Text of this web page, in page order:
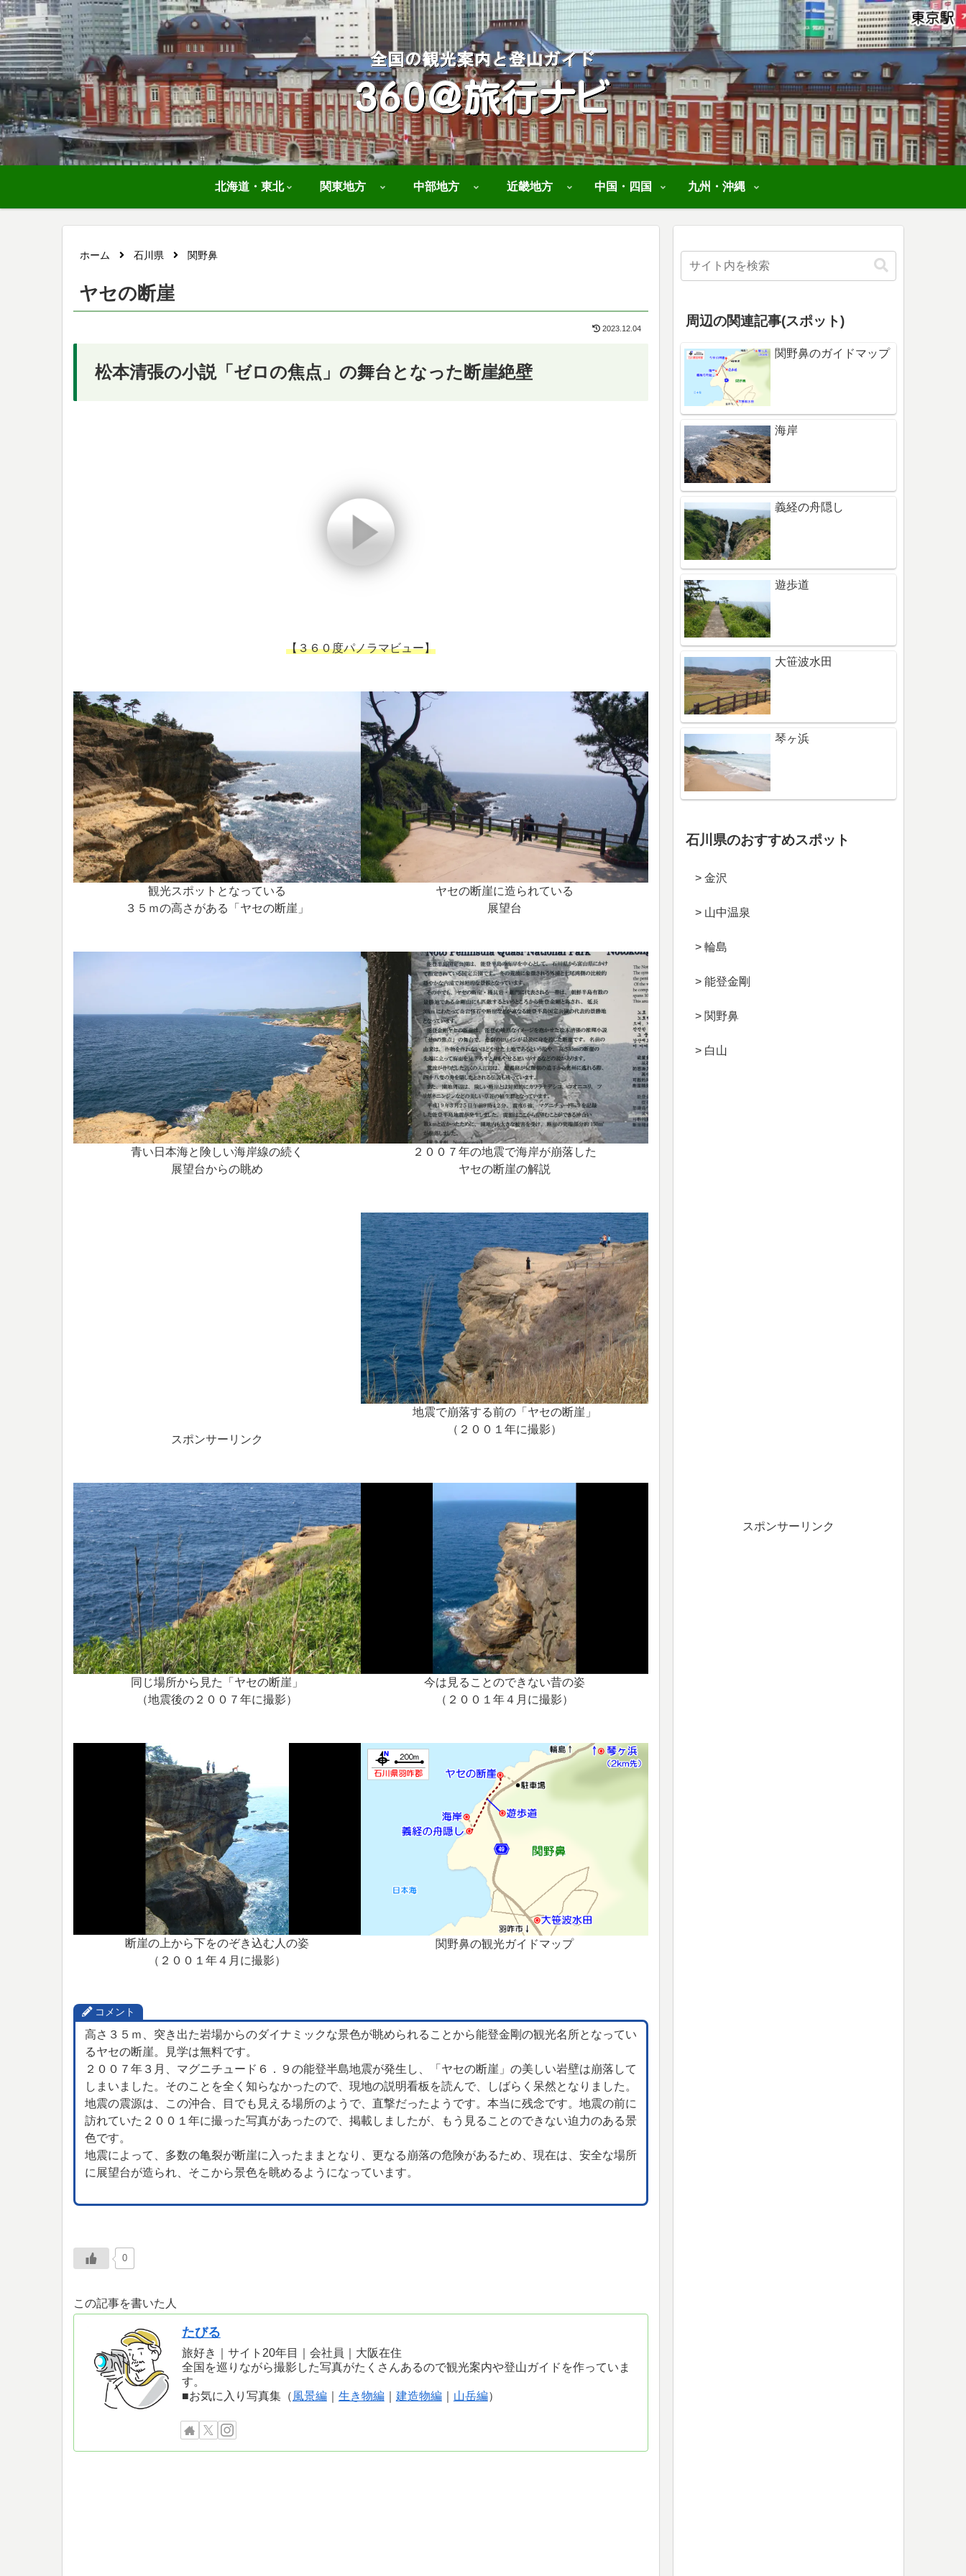
北海道・東北 関東地方 中部地方 近畿地方 中国・四国 九州・沖縄
ホーム 石川県 関野鼻
ヤセの断崖
2023.12.04
松本清張の小説「ゼロの焦点」の舞台となった断崖絶壁
【３６０度パノラマビュー】
観光スポットとなっている
３５ｍの高さがある「ヤセの断崖」
ヤセの断崖に造られている
展望台
青い日本海と険しい海岸線の続く
展望台からの眺め
２００７年の地震で海岸が崩落した
ヤセの断崖の解説
スポンサーリンク
地震で崩落する前の「ヤセの断崖」
（２００１年に撮影）
同じ場所から見た「ヤセの断崖」
（地震後の２００７年に撮影）
今は見ることのできない昔の姿
（２００１年４月に撮影）
断崖の上から下をのぞき込む人の姿
（２００１年４月に撮影）
関野鼻の観光ガイドマップ
コメント
高さ３５ｍ、突き出た岩場からのダイナミックな景色が眺められることから能登金剛の観光名所となってい
るヤセの断崖。見学は無料です。
２００７年３月、マグニチュード６．９の能登半島地震が発生し、「ヤセの断崖」の美しい岩壁は崩落して
しまいました。そのことを全く知らなかったので、現地の説明看板を読んで、しばらく呆然となりました。
地震の震源は、この沖合、目でも見える場所のようで、直撃だったようです。本当に残念です。地震の前に
訪れていた２００１年に撮った写真があったので、掲載しましたが、もう見ることのできない迫力のある景
色です。
地震によって、多数の亀裂が断崖に入ったままとなり、更なる崩落の危険があるため、現在は、安全な場所
に展望台が造られ、そこから景色を眺めるようになっています。
0
この記事を書いた人
たびる
旅好き｜サイト20年目｜会社員｜大阪在住
全国を巡りながら撮影した写真がたくさんあるので観光案内や登山ガイドを作っていま
す。
■お気に入り写真集（ 風景編｜ 生き物編｜ 建造物編｜ 山岳編）
周辺の関連記事(スポット)
関野鼻のガイドマップ
海岸
義経の舟隠し
遊歩道
大笹波水田
琴ヶ浜
石川県のおすすめスポット
> 金沢
> 山中温泉
> 輪島
> 能登金剛
> 関野鼻
> 白山
スポンサーリンク